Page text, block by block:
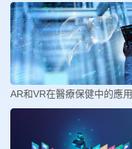
AR和VR在醫療保健中的應用